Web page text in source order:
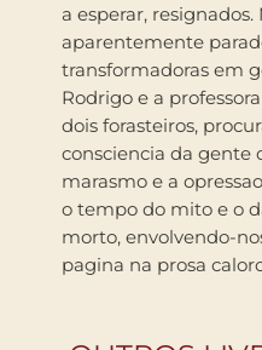
a esperar,
aparentemente
transformadoras em
Rodrigo e a
dois forasteiros,
consciencia da gente
marasmo e a
o tempo do mito e o
morto, envolvendo-
pagina na prosa